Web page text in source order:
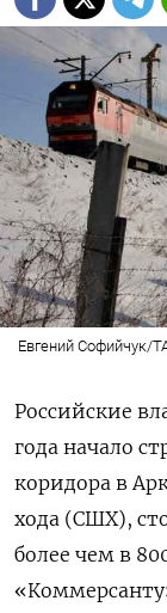
Евгений Софийчук/
Российские
года начало
коридора в
хода (СШХ),
более чем в